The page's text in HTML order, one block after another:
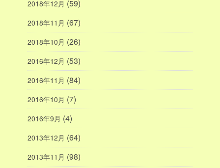
2018年12月 (59)
2018年11月 (67)
2018年10月 (26)
2016年12月 (53)
2016年11月 (84)
2016年10月 (7)
2016年9月 (4)
2013年12月 (64)
2013年11月 (98)